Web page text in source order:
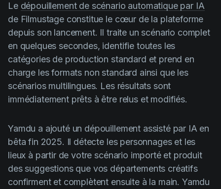
Le dépouillement de scénario automatique par IA
de Filmustage constitue le cœur de la plateforme
depuis son lancement. Il traite un scénario complet
en quelques secondes, identifie toutes les
catégories de production standard et prend en
charge les formats non standard ainsi que les
scénarios multilingues. Les résultats sont
immédiatement prêts à être relus et modifiés.
Yamdu a ajouté un dépouillement assisté par IA en
bêta fin 2025. Il détecte les personnages et les
lieux à partir de votre scénario importé et produit
des suggestions que vos départements créatifs
confirment et complètent ensuite à la main. Yamdu